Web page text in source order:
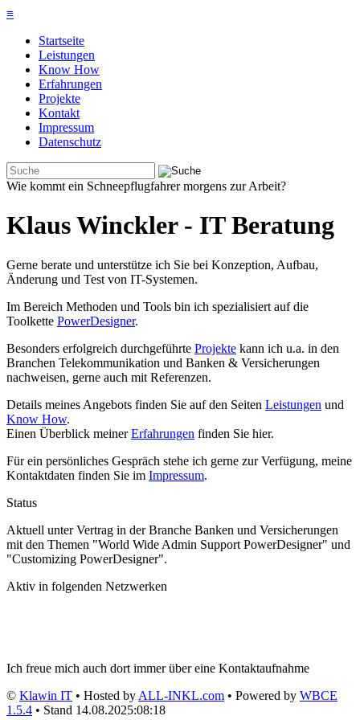
≡
Startseite
Leistungen
Know How
Erfahrungen
Projekte
Kontakt
Impressum
Datenschutz
Wie kommt ein Schneepflugfahrer morgens zur Arbeit?
Klaus Winckler - IT Beratung
Gerne berate und unterstütze ich Sie bei Konzeption, Aufbau,
Änderung und Test von IT-Systemen.
Im Bereich Methoden und Tools bin ich spezialisiert auf die
Toolkette PowerDesigner.
Besonders erfolgreich durchgeführte Projekte kann ich u.a. in den
Branchen Telekommunikation und Banken & Versicherungen
nachweisen, gerne auch mit Referenzen.
Details meines Angebots finden Sie auf den Seiten Leistungen und
Know How.
Einen Überblick meinerErfahrungen finden Sie hier.
Für ein persönliches Gespräch stehe ich gerne zur Verfügung, meine
Kontaktdaten finden Sie im Impressum.
Status
Aktuell unter Vertrag in der Branche Banken und Versicherungen
mit den Themen "World Wide Admin Support PowerDesigner" und
"Customizing PowerDesigner".
Aktiv in folgenden Netzwerken
Ich freue mich auch dort immer über eine Kontaktaufnahme
© Klawin IT • Hosted by ALL-INKL.com • Powered by WBCE
1.5.4 • Stand 14.08.2025:08:18